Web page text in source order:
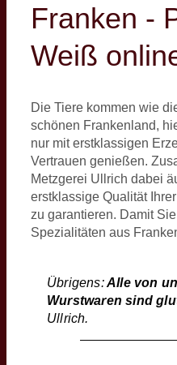
Franken -
Weiß
Die Tiere kommen wie
schönen Frankenland,
nur mit erstklassigen
Vertrauen genießen.
Metzgerei Ullrich dabei
erstklassige Qualität
zu garantieren. Damit
Spezialitäten aus
Übrigens:Alle von
Wurstwaren sind
Ullrich.